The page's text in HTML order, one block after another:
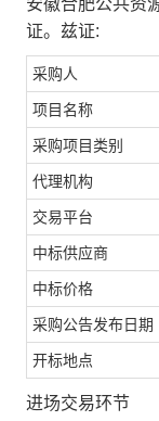
安徽合肥公共资
证。兹证:
采购人
项目名称
采购项目类别
代理机构
交易平台
中标供应商
中标价格
采购公告发布日期
开标地点
进场交易环节